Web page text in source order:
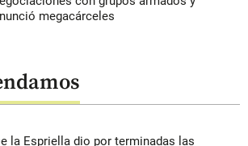
megacárceles
la Espriella dio por terminadas las